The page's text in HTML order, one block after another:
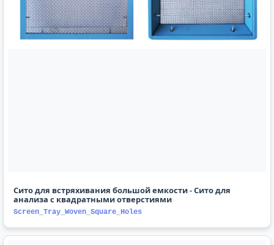
Сито для встряхивания большой емкости - Сито для
анализа с квадратными отверстиями
Screen_Tray_Woven_Square_Holes